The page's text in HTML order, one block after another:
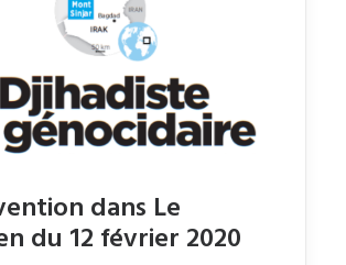
dans Le
du 12 février 2020